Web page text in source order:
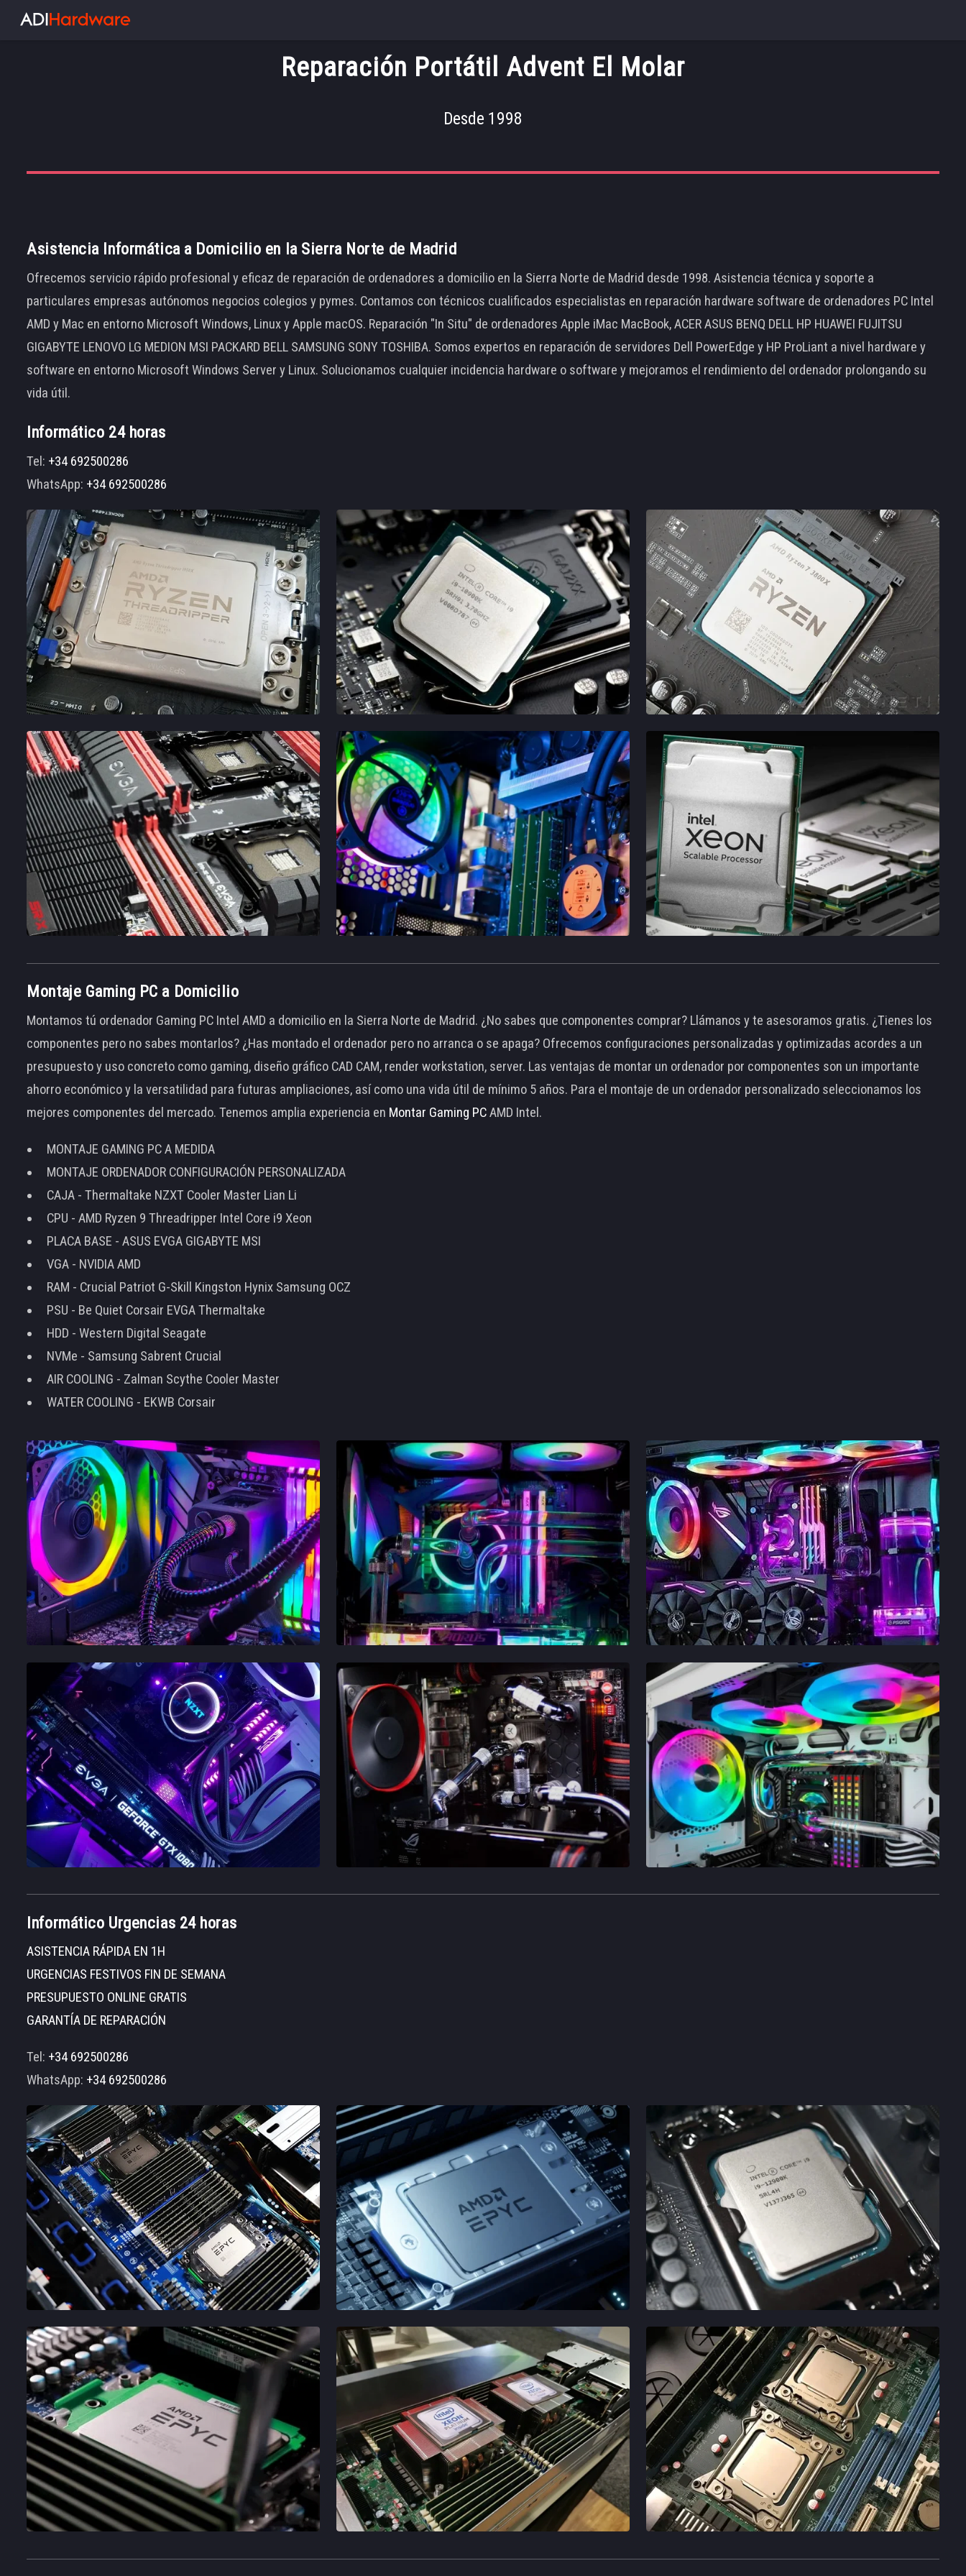
Reparación Portátil Advent El Molar
Desde 1998
Asistencia Informática a Domicilio en la Sierra Norte de Madrid
Ofrecemos servicio rápido profesional y eficaz de reparación de ordenadores a domicilio en la Sierra Norte de Madrid desde 1998. Asistencia técnica y soporte a
particulares empresas autónomos negocios colegios y pymes. Contamos con técnicos cualificados especialistas en reparación hardware software de ordenadores PC Intel
AMD y Mac en entorno Microsoft Windows, Linux y Apple macOS. Reparación "In Situ" de ordenadores Apple iMac MacBook, ACER ASUS BENQ DELL HP HUAWEI FUJITSU
GIGABYTE LENOVO LG MEDION MSI PACKARD BELL SAMSUNG SONY TOSHIBA. Somos expertos en reparación de servidores Dell PowerEdge y HP ProLiant a nivel hardware y
software en entorno Microsoft Windows Server y Linux. Solucionamos cualquier incidencia hardware o software y mejoramos el rendimiento del ordenador prolongando su
vida útil.
Informático 24 horas
Tel: +34 692500286
WhatsApp: +34 692500286
Montaje Gaming PC a Domicilio
Montamos tú ordenador Gaming PC Intel AMD a domicilio en la Sierra Norte de Madrid. ¿No sabes que componentes comprar? Llámanos y te asesoramos gratis. ¿Tienes los
componentes pero no sabes montarlos? ¿Has montado el ordenador pero no arranca o se apaga? Ofrecemos configuraciones personalizadas y optimizadas acordes a un
presupuesto y uso concreto como gaming, diseño gráfico CAD CAM, render workstation, server. Las ventajas de montar un ordenador por componentes son un importante
ahorro económico y la versatilidad para futuras ampliaciones, así como una vida útil de mínimo 5 años. Para el montaje de un ordenador personalizado seleccionamos los
mejores componentes del mercado. Tenemos amplia experiencia en Montar Gaming PCAMD Intel.
MONTAJE GAMING PC A MEDIDA
MONTAJE ORDENADOR CONFIGURACIÓN PERSONALIZADA
CAJA - Thermaltake NZXT Cooler Master Lian Li
CPU - AMD Ryzen 9 Threadripper Intel Core i9 Xeon
PLACA BASE - ASUS EVGA GIGABYTE MSI
VGA - NVIDIA AMD
RAM - Crucial Patriot G-Skill Kingston Hynix Samsung OCZ
PSU - Be Quiet Corsair EVGA Thermaltake
HDD - Western Digital Seagate
NVMe - Samsung Sabrent Crucial
AIR COOLING - Zalman Scythe Cooler Master
WATER COOLING - EKWB Corsair
Informático Urgencias 24 horas
ASISTENCIA RÁPIDA EN 1H
URGENCIAS FESTIVOS FIN DE SEMANA
PRESUPUESTO ONLINE GRATIS
GARANTÍA DE REPARACIÓN
Tel: +34 692500286
WhatsApp: +34 692500286